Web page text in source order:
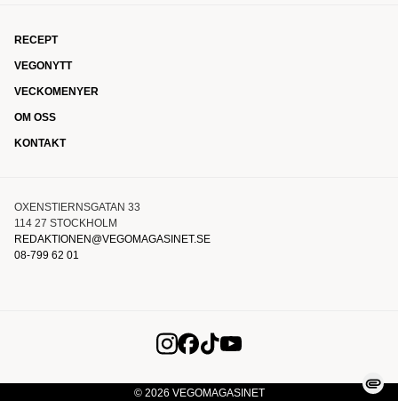
RECEPT
VEGONYTT
VECKOMENYER
OM OSS
KONTAKT
OXENSTIERNSGATAN 33
114 27 STOCKHOLM
REDAKTIONEN@VEGOMAGASINET.SE
08-799 62 01
© 2026 VEGOMAGASINET